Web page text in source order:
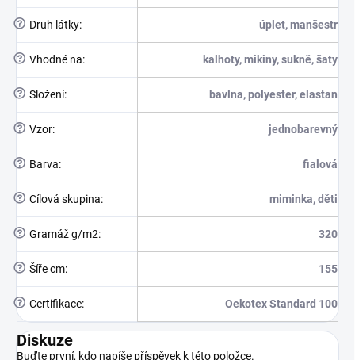
? Druh látky: úplet, manšestr
? Vhodné na: kalhoty, mikiny, sukně, šaty
? Složení: bavlna, polyester, elastan
? Vzor: jednobarevný
? Barva: fialová
? Cílová skupina: miminka, děti
? Gramáž g/m2: 320
? Šíře cm: 155
? Certifikace: Oekotex Standard 100
Diskuze
Buďte první, kdo napíše příspěvek k této položce.